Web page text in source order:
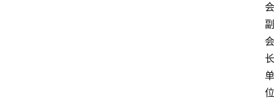
会
副
会
长
单
位